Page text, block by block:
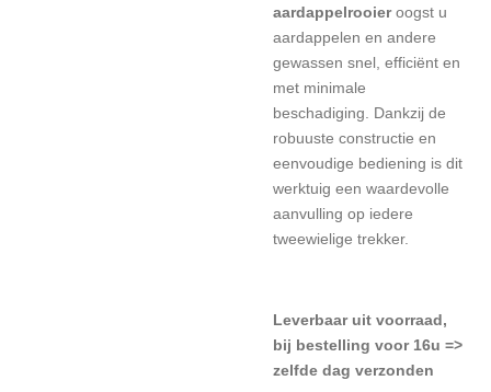
aardappelrooieroogst u
aardappelen en andere
gewassen snel, efficiënt en
met minimale
beschadiging. Dankzij de
robuuste constructie en
eenvoudige bediening is dit
werktuig een waardevolle
aanvulling op iedere
tweewielige trekker.
Leverbaar uit voorraad,
bij bestelling voor 16u =>
zelfde dag verzonden